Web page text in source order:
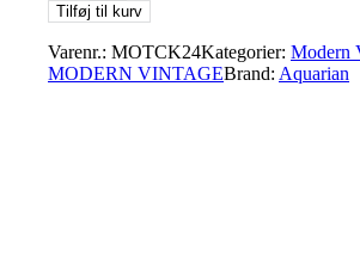
Tilføj til kurv
Varenr.: MOTCK24Kategorier: Modern
MODERN VINTAGEBrand: Aquarian